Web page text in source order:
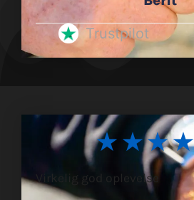
Trustpilot
Virkelig god oplevelse